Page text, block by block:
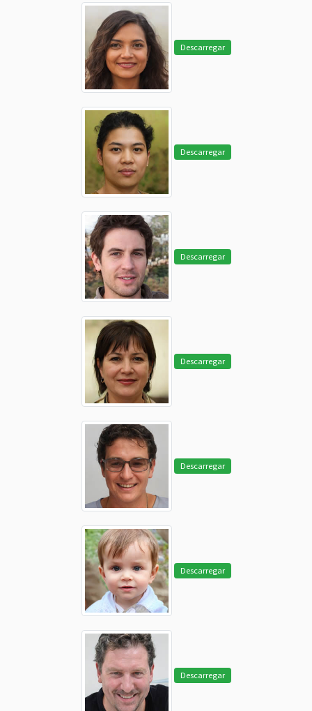
Descarregar
Descarregar
Descarregar
Descarregar
Descarregar
Descarregar
Descarregar